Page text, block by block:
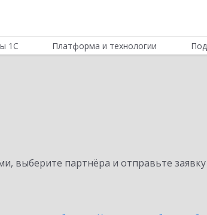
1С Платформа и технологии
выберите партнёра и отправьте